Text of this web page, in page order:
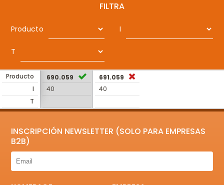
FILTRA
Producto I
T
Producto
I
T
690.059
40
691.059
40
INSCRIPCIÓN NEWSLETTER (SOLO PARA EMPRESAS
B2B)